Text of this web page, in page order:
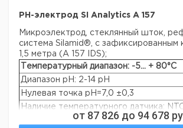
PH-электрод SI Analytics A 157
Микроэлектрод, стеклянный шток,
система Silamid®, с зафиксированным
1,5 метра (A 157 IDS);
Температурный диапазон: -5... + 80°C
Диапазон pH: 2-14 pH
Нулевая точка pH=7,0 ±0,3
Наличие температурного датчика:
Длина узкой части//Диаметр макс./
от 87 826 до 94 678